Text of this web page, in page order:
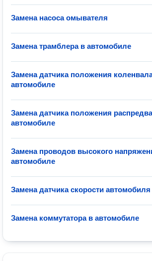
Замена насоса омывателя
Замена трамблера в автомобиле
Замена датчика положения
автомобиле
Замена датчика положения
автомобиле
Замена проводов высокого
автомобиле
Замена датчика скорости автомобиля
Замена коммутатора в автомобиле